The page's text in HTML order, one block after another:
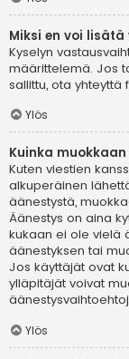
Miksi en voi
Kyselyn
määrittelemä. Jos
sallittu, ota yhteyttä
Ylös
Kuinka
Kuten viestien
alkuperäinen
äänestystä,
Äänestys on aina
kukaan ei ole vielä
äänestyksen tai
Jos käyttäjät ovat
ylläpitäjät voivat
Ylös